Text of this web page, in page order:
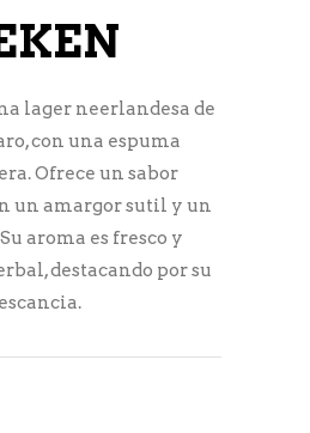
lager neerlandesa de
con una espuma
Ofrece un sabor
un amargor sutil y un
aroma es fresco y
destacando por su